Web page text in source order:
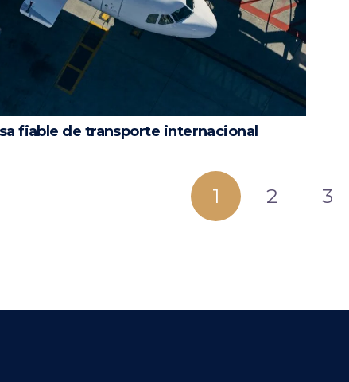
fiable de transporte internacional
1 2 3